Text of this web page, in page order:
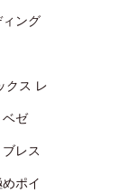
ング
クス レ
ゼ
レス
ポイ